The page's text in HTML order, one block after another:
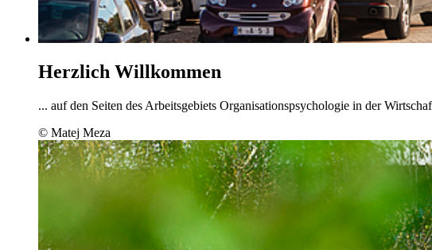
Herzlich Willkommen
... auf den Seiten des Arbeitsgebiets Organisationspsychologie in der
© Matej Meza